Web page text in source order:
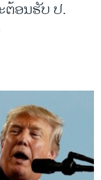
ຕ້ອນຮັບ ປ.